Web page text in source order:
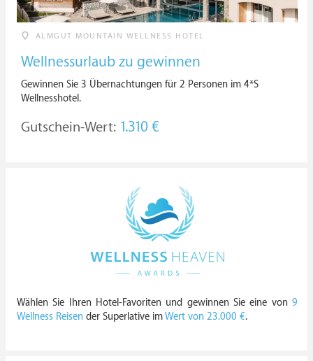
ALMGUT MOUNTAIN WELLNESS HOTEL
Wellnessurlaub zu gewinnen
Gewinnen Sie 3 Übernachtungen für 2 Personen im 4*S
Wellnesshotel.
Gutschein-Wert: 1.310 €
Wählen Sie Ihren Hotel-Favoriten und gewinnen Sie eine von 9
Wellness Reisen der Superlative imWert von 23.000 €.